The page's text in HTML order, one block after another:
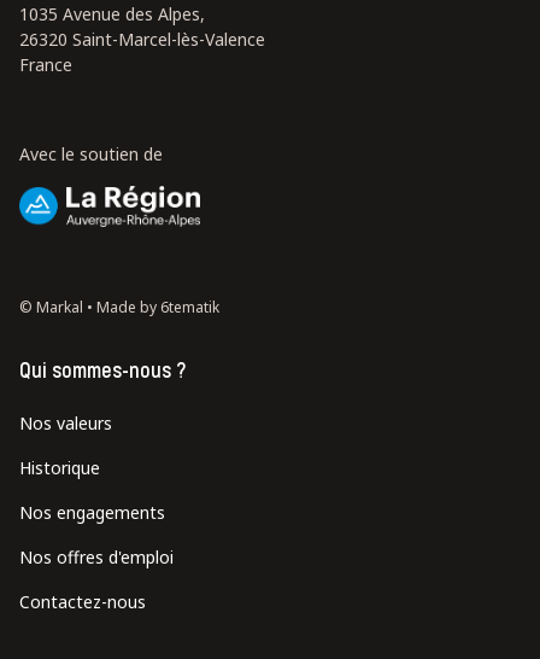
1035 Avenue des Alpes,
26320 Saint-Marcel-lès-Valence
France
Avec le soutien de
© Markal • Made by 6tematik
Qui sommes-nous ?
Nos valeurs
Historique
Nos engagements
Nos offres d'emploi
Contactez-nous